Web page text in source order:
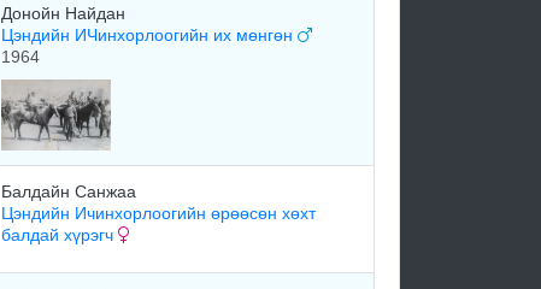
Донойн Найдан
Цэндийн ИЧинхорлоогийн их мөнгөн
1964
Балдайн Санжаа
Цэндийн Ичинхорлоогийн өрөөсөн хөхт
балдай хүрэгч